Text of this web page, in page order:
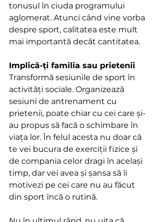
tonusul în ciuda programului
aglomerat. Atunci când vine vorba
despre sport, calitatea este mult
mai importantă decât cantitatea.
Implică-ți familia sau prietenii
Transformă sesiunile de sport în
activități sociale. Organizează
sesiuni de antrenament cu
prietenii, poate chiar cu cei care și-
au propus să facă o schimbare în
viața lor. În felul acesta nu doar că
te vei bucura de exerciții fizice și
de compania celor dragi în același
timp, dar vei avea și șansa să îi
motivezi pe cei care nu au făcut
din sport încă o rutină.